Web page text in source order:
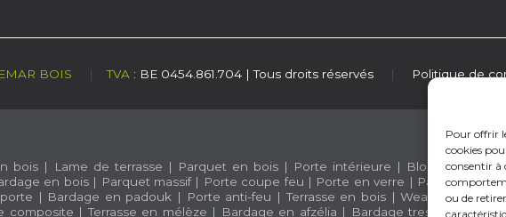
Pour offrir
cookies
consentir à
ou de
BOIS | TVA : BE 0454.861.704 | Tous droits réservés | Politique de
bois | Lame de terrasse | Parquet en bois| Porte intérieure | Bloc porte en
en bois| Parquet massif| Porte coupe feu | Porte en verre | Parquet semi-
| Bardage en padouk | Porte anti-feu |Terrasse en bois|Weasyfix |
composite |Terrasse en mélèze | Bardage en afzélia | Bardage trespa|Bois